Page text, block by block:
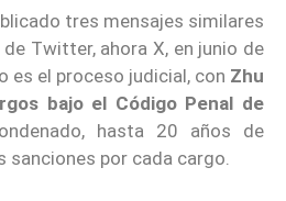
tres mensajes similares
Twitter, ahora X, en junio de
es el proceso judicial, con Zhu
bajo el Código Penal de
hasta 20 años de
sanciones por cada cargo.